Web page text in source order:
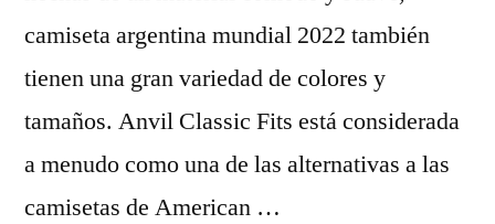
camiseta argentina mundial 2022 también
tienen una gran variedad de colores y
tamaños. Anvil Classic Fits está considerada
a menudo como una de las alternativas a las
camisetas de American …